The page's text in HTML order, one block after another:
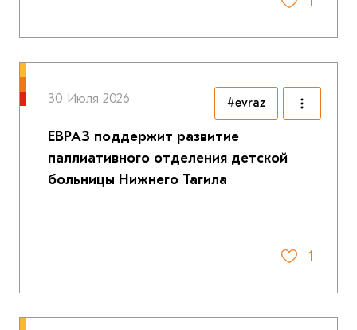
30 Июля 2026
ЕВРАЗ поддержит развитие
паллиативного отделения детской
больницы Нижнего Тагила
#evraz
1